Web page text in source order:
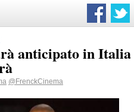
anticipato in Italia
@FrenckCinema